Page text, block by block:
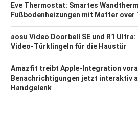
Eve Thermostat: Smartes
Fußbodenheizungen mit Matter over
aosu Video Doorbell SE und R1 Ultra:
Video-Türklingeln für die Haustür
Amazfit treibt Apple-Integration
Benachrichtigungen jetzt interaktiv
Handgelenk